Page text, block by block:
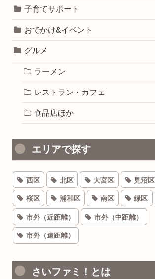
子育てサポート
おでかけ&イベント
グルメ
ラーメン
レストラン・カフェ
食品店ほか
エリアで探す
西区 北区 大宮区 見沼区
桜区 浦和区 南区 緑区
市外（近距離） 市外（中距離）
市外（遠距離）
さいファミ！とは